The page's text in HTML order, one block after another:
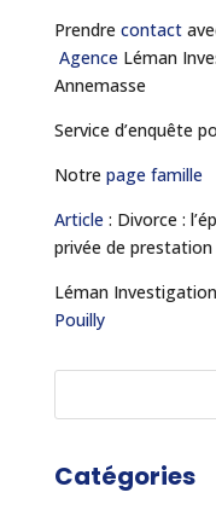
Prendre contact
Agence Léman
Annemasse
Service d’enquête
Notre page famille
Article : Divorce :
privée de
Léman
Pouilly
Catégories